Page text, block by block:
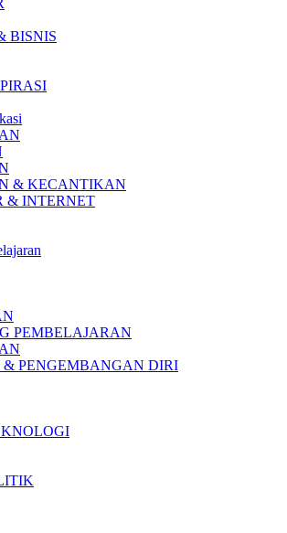
BISNIS
& KECANTIKAN
& INTERNET
PEMBELAJARAN
& PENGEMBANGAN DIRI